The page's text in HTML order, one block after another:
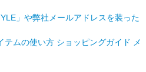
」や弊社メールアドレスを装った
テムの使い方 ショッピングガイド
メ